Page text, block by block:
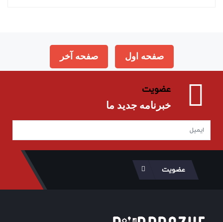
صفحه اول صفحه آخر
عضویت
خبرنامه جدید ما
عضویت